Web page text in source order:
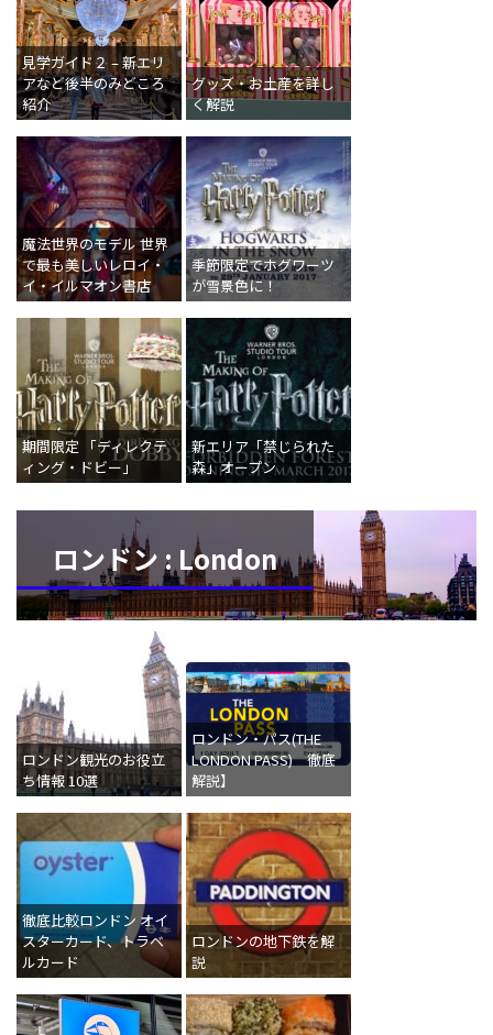
見学ガイド２ – 新エリ
アなど後半のみどころ
紹介
グッズ・お土産を詳し
く解説
魔法世界のモデル 世界
で最も美しいレロイ・
イ・イルマオン書店
季節限定でホグワーツ
が雪景色に！
期間限定 「ディレクテ
ィング・ドビー」
新エリア「禁じられた
森」オープン
ロンドン : London
ロンドン観光のお役立
ち情報 10選
ロンドン・パス(THE
LONDON PASS) 徹底
解説】
徹底比較ロンドン オイ
スターカード、トラベ
ルカード
ロンドンの地下鉄を解
説